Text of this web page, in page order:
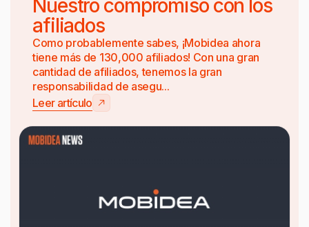
Nuestro compromiso con los
afiliados
Como probablemente sabes, ¡Mobidea ahora
tiene más de 130,000 afiliados! Con una gran
cantidad de afiliados, tenemos la gran
responsabilidad de asegu...
Leer artículo